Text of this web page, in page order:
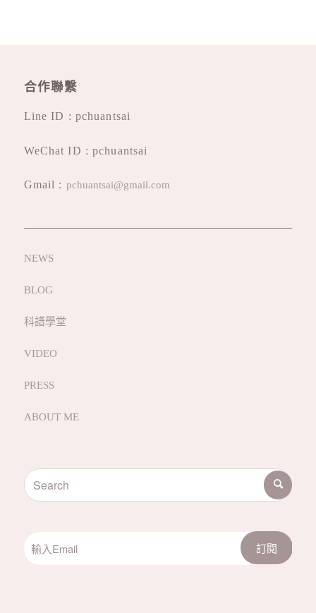
合作聯繫
Line ID : pchuantsai
WeChat ID : pchuantsai
Gmail : pchuantsai@gmail.com
NEWS
BLOG
科譜學堂
VIDEO
PRESS
ABOUT ME